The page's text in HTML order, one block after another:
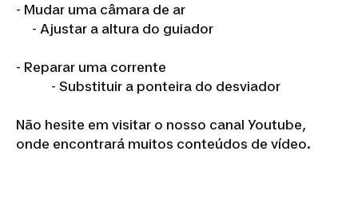
- Mudar uma câmara de ar
- Ajustar a altura do guiador
- Reparar uma corrente
- Substituir a ponteira do desviador
Não hesite em visitar o nosso canal Youtube,
onde encontrará muitos conteúdos de vídeo.